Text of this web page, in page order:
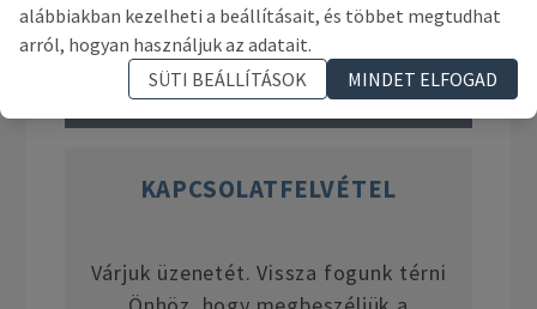
Ingó befektetett eszközök
KAPCSOLATFELVÉTEL
Várjuk üzenetét. Vissza fogunk térni
alábbiakban kezelheti a beállításait, és többet megtudhat
arról, hogyan használjuk az adatait.
SÜTI BEÁLLÍTÁSOK
MINDET ELFOGAD